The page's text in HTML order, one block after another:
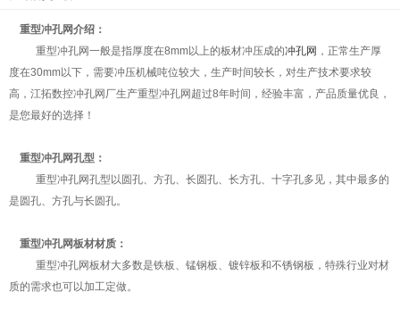
重型冲孔网介绍：
重型冲孔网一般是指厚度在8mm以上的板材冲压成的冲孔网 ，正常生产厚
度在30mm以下，需要冲压机械吨位较大，生产时间较长，对生产技术要求较
高，江拓数控冲孔网厂生产重型冲孔网超过8年时间，经验丰富，产品质量优良，
是您最好的选择！
重型冲孔网孔型：
重型冲孔网孔型以圆孔、方孔、长圆孔、长方孔、十字孔多见，其中最多的
是圆孔、方孔与长圆孔。
重型冲孔网板材材质：
重型冲孔网板材大多数是铁板、锰钢板、镀锌板和不锈钢板，特殊行业对材
质的需求也可以加工定做。